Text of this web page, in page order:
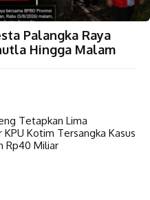
Palangka Raya
Hingga Malam
Tetapkan Lima
KPU Kotim Tersangka Kasus
Rp40 Miliar